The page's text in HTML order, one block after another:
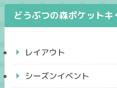
どうぶつの森ポケットキ
レイアウト
シーズンイベント